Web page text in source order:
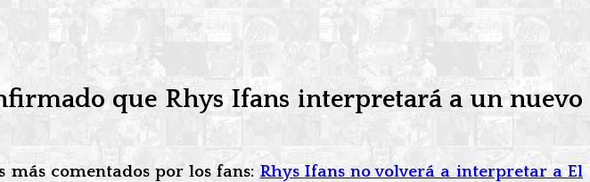
que Rhys Ifans interpretará a un nuevo
comentados por los fans: Rhys Ifans no volverá a interpretar a El